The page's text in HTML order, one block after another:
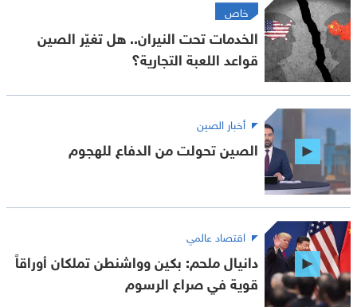
خاص
الخدمات تحت النيران.. هل تغيّر الصين
قواعد اللعبة التجارية؟
أخبار الصين
الصين تحولت من الدفاع للهجوم
اقتصاد عالمي
دانيال ملحم: بكين وواشنطن تملكان أوراقاً
قوية في صراع الرسوم